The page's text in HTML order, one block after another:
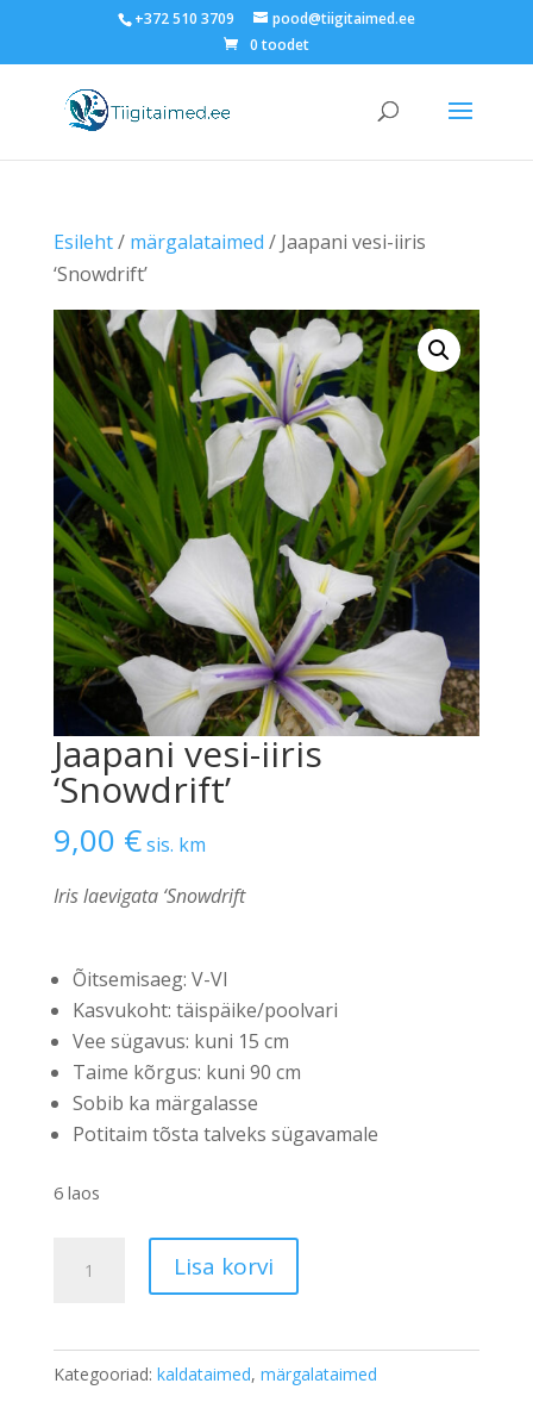
+372 510 3709
pood@tiigitaimed.ee
0 toodet
Esileht/ märgalataimed / Jaapani vesi-iiris
‘Snowdrift’
Jaapani vesi-iiris
‘Snowdrift’
9,00 €sis. km
Iris laevigata ‘Snowdrift
Õitsemisaeg: V-VI
Kasvukoht: täispäike/poolvari
Vee sügavus: kuni 15 cm
Taime kõrgus: kuni 90 cm
Sobib ka märgalasse
Potitaim tõsta talveks sügavamale
6 laos
vesi-
'Snowdrift'
kogus
Lisa korvi
Kategooriad: kaldataimed, märgalataimed